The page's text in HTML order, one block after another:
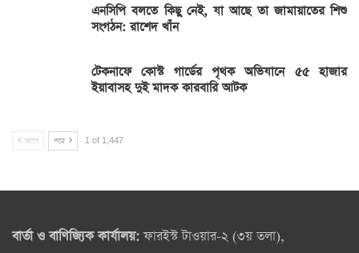
এনসিপি বলতে কিছু নেই, যা আছে তা জামায়াতের শিশু
সংগঠন: রাশেদ খাঁন
টেকনাফে কোস্ট গার্ডের পৃথক অভিযানে ৫৫ হাজার
ইয়াবাসহ দুই মাদক কারবারি আটক
আগে পরে 1 of 1,447
বার্তা ও বাণিজ্যিক কার্যালয়:ফারইস্ট টাওয়ার-২ (৩য় তলা),